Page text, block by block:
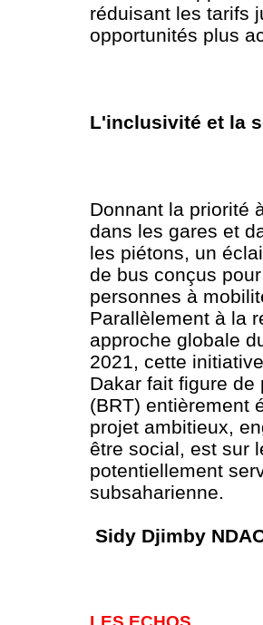
réduisant les tarifs
opportunités plus
L'inclusivité et la
Donnant la priorité
dans les gares et
les piétons, un
de bus conçus
personnes à
Parallèlement à la
approche globale
2021, cette
Dakar fait figure
(BRT) entièrement
projet ambitieux,
être social, est sur
potentiellement
subsaharienne.
Sidy Djimby